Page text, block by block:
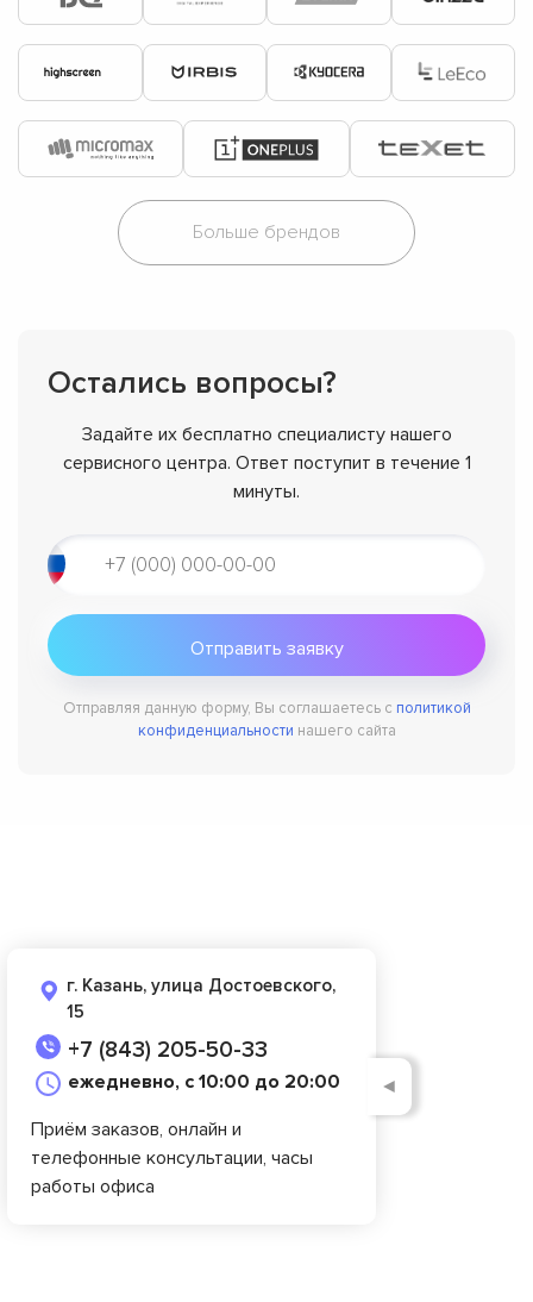
Больше брендов
Остались вопросы?
Задайте их бесплатно специалисту нашего
сервисного центра. Ответ поступит в течение 1
минуты.
Отправляя данную форму, Вы соглашаетесь с политикой
конфиденциальности нашего сайта
г. Казань, улица Достоевского,
15
+7 (843) 205-50-33
ежедневно, с 10:00 до 20:00
Приём заказов, онлайн и
телефонные консультации, часы
работы офиса
◄